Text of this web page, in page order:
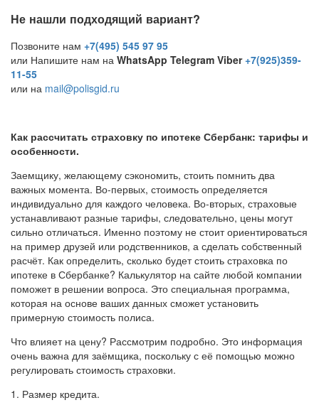
Не нашли подходящий вариант?
Позвоните нам +7(495) 545 97 95
или Напишите нам на WhatsApp Telegram Viber +7(925)359-
11-55
или на mail@polisgid.ru
Как рассчитать страховку по ипотеке Сбербанк: тарифы и
особенности.
Заемщику, желающему сэкономить, стоить помнить два
важных момента. Во-первых, стоимость определяется
индивидуально для каждого человека. Во-вторых, страховые
устанавливают разные тарифы, следовательно, цены могут
сильно отличаться. Именно поэтому не стоит ориентироваться
на пример друзей или родственников, а сделать собственный
расчёт. Как определить, сколько будет стоить страховка по
ипотеке в Сбербанке? Калькулятор на сайте любой компании
поможет в решении вопроса. Это специальная программа,
которая на основе ваших данных сможет установить
примерную стоимость полиса.
Что влияет на цену? Рассмотрим подробно. Это информация
очень важна для заёмщика, поскольку с её помощью можно
регулировать стоимость страховки.
1. Размер кредита.